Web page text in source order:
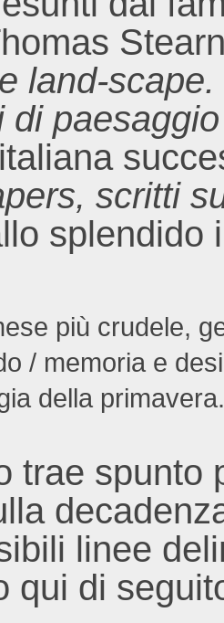
land-
di
scritti
più crudele,
/ memoria e
della
trae spunto
linee
qui di